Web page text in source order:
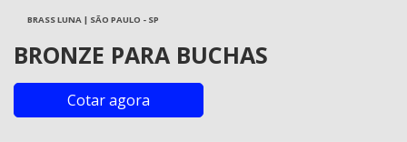
BRASS LUNA | SÃO PAULO - SP
BRONZE PARA BUCHAS
Cotar agora